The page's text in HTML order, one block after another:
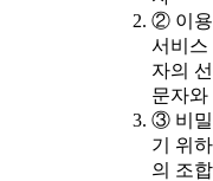
② 이용
서비스
자의
문자와
③ 비밀
기 위
의 조합